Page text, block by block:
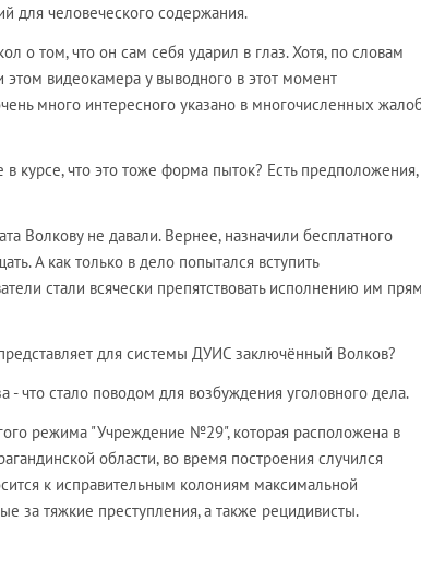
для человеческого содержания.
о том, что он сам себя ударил в глаз. Хотя, по словам
этом видеокамера у выводного в этот момент
много интересного указано в многочисленных
курсе, что это тоже форма пыток? Есть предположения,
Волкову не давали. Вернее, назначили бесплатного
А как только в дело попытался вступить
стали всячески препятствовать исполнению им
для системы ДУИС заключённый Волков?
- что стало поводом для возбуждения уголовного дела.
режима "Учреждение №29", которая расположена в
области, во время построения случился
к исправительным колониям максимальной
за тяжкие преступления, а также рецидивисты.